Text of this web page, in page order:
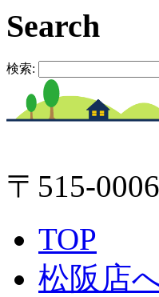
Search
検索:
〒515-
TOP
松阪店